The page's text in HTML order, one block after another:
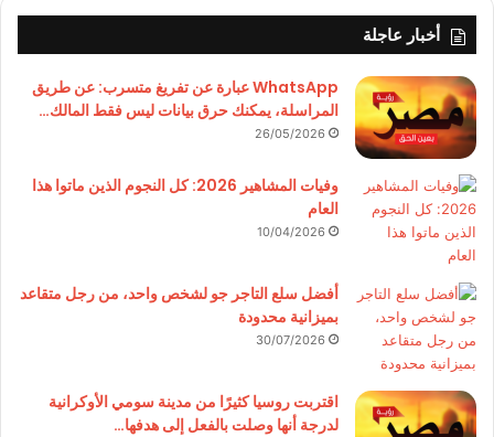
أخبار عاجلة
WhatsApp عبارة عن تفريغ متسرب: عن طريق
المراسلة، يمكنك حرق بيانات ليس فقط المالك…
26/05/2026
وفيات المشاهير 2026: كل النجوم الذين ماتوا هذا
العام
10/04/2026
أفضل سلع التاجر جو لشخص واحد، من رجل متقاعد
بميزانية محدودة
30/07/2026
اقتربت روسيا كثيرًا من مدينة سومي الأوكرانية
لدرجة أنها وصلت بالفعل إلى هدفها…